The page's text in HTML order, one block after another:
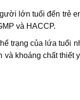
lớn tuổi đến trẻ
và HACCP.
trạng của lứa tuổi
và khoáng chất thiết